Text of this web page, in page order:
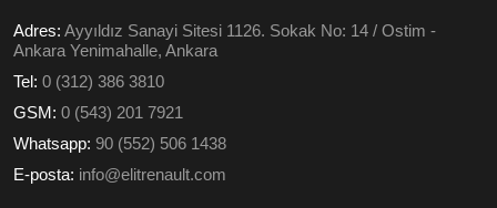
Adres: Ayyıldız Sanayi Sitesi 1126. Sokak No: 14 / Ostim -
Ankara Yenimahalle, Ankara
Tel: 0 (312) 386 3810
GSM: 0 (543) 201 7921
Whatsapp: 90 (552) 506 1438
E-posta: info@elitrenault.com